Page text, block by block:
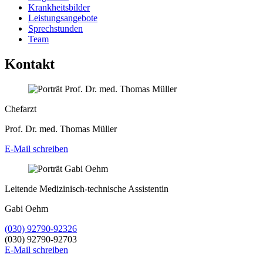
Krankheitsbilder
Leistungsangebote
Sprechstunden
Team
Kontakt
Chefarzt
Prof. Dr. med. Thomas Müller
E-Mail schreiben
Leitende Medizinisch-technische Assistentin
Gabi Oehm
(030) 92790-92326
(030) 92790-92703
E-Mail schreiben